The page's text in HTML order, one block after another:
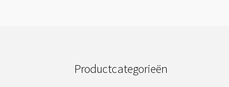
Productcategorieën